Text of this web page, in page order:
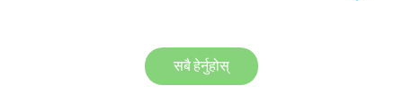
सबै हेर्नुहोस्